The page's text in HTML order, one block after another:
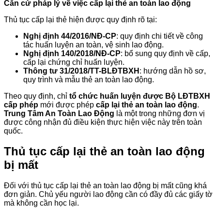
Căn cứ pháp lý về việc cấp lại thẻ an toàn lao động
Thủ tục cấp lại thẻ hiện được quy định rõ tại:
Nghị định 44/2016/NĐ-CP: quy định chi tiết về công
tác huấn luyện an toàn, vệ sinh lao động.
Nghị định 140/2018/NĐ-CP: bổ sung quy định về cấp,
cấp lại chứng chỉ huấn luyện.
Thông tư 31/2018/TT-BLĐTBXH : hướng dẫn hồ sơ,
quy trình và mẫu thẻ an toàn lao động.
Theo quy định, chỉ tổ chức huấn luyện được Bộ LĐTBXH
cấp phép mới được phép cấp lại thẻ an toàn lao động.
Trung Tâm An Toàn Lao Động là một trong những đơn vị
được công nhận đủ điều kiện thực hiện việc này trên toàn
quốc.
Thủ tục cấp lại thẻ an toàn lao động
bị mất
Đối với thủ tục cấp lại thẻ an toàn lao động bị mất cũng khá
đơn giản. Chủ yếu người lao động cần có đầy đủ các giấy tờ
mà không cần học lại.